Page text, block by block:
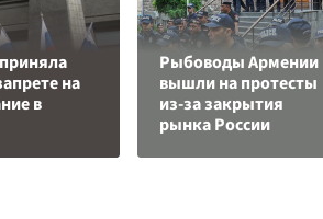
на
в
Рыбоводы Армении
вышли на протесты
из-за закрытия
рынка России